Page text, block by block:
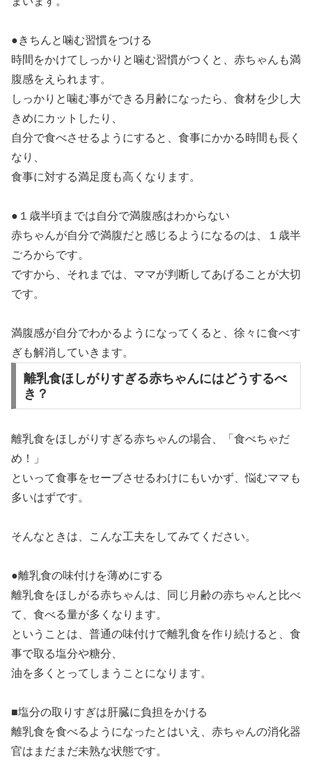
●きちんと噛む習慣をつける
時間をかけてしっかりと噛む習慣がつくと、赤ちゃんも満
腹感をえられます。
しっかりと噛む事ができる月齢になったら、食材を少し大
きめにカットしたり、
自分で食べさせるようにすると、食事にかかる時間も長く
なり、
食事に対する満足度も高くなります。
●１歳半頃までは自分で満腹感はわからない
赤ちゃんが自分で満腹だと感じるようになるのは、１歳半
ごろからです。
ですから、それまでは、ママが判断してあげることが大切
です。
満腹感が自分でわかるようになってくると、徐々に食べす
ぎも解消していきます。
離乳食ほしがりすぎる赤ちゃんにはどうするべ
き？
離乳食をほしがりすぎる赤ちゃんの場合、「食べちゃだ
め！」
といって食事をセーブさせるわけにもいかず、悩むママも
多いはずです。
そんなときは、こんな工夫をしてみてください。
●離乳食の味付けを薄めにする
離乳食をほしがる赤ちゃんは、同じ月齢の赤ちゃんと比べ
て、食べる量が多くなります。
ということは、普通の味付けで離乳食を作り続けると、食
事で取る塩分や糖分、
油を多くとってしまうことになります。
■塩分の取りすぎは肝臓に負担をかける
離乳食を食べるようになったとはいえ、赤ちゃんの消化器
官はまだまだ未熟な状態です。